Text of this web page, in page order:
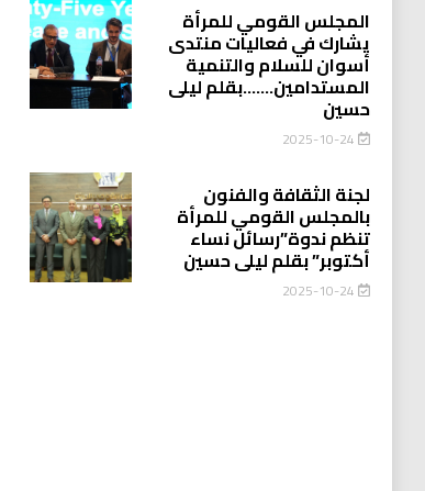
المجلس القومي للمرأة
يشارك في فعاليات منتدى
أسوان للسلام والتنمية
المستدامين…….بقلم ليلى
حسين
2025-10-24
لجنة الثقافة والفنون
بالمجلس القومي للمرأة
تنظم ندوة”رسائل نساء
أكتوبر” بقلم ليلى حسين
2025-10-24